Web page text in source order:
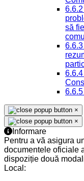
să
×
×
Informare
Pentru a vă asigura
documentele oficiale
dispoziție două
Local: